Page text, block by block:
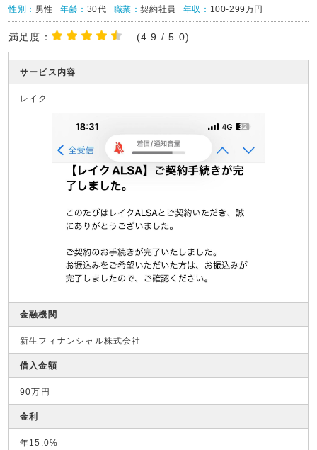
性別： 男性 年齢： 30代 職業：契約社員 年収： 100-299万円
満足度： (4.9 / 5.0)
サービス内容
レイク
金融機関
新生フィナンシャル株式会社
借入金額
90万円
金利
年15.0%